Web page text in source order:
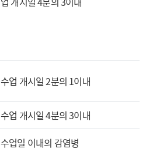
수업 개시일 2분의 1이내
수업 개시일 4분의 3이내
수업일 이내의 감염병